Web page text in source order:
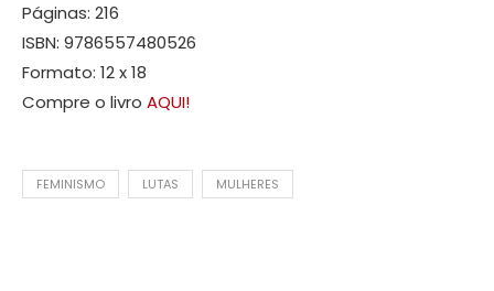
Páginas: 216
ISBN: 9786557480526
Formato: 12 x 18
Compre o livro AQUI!
FEMINISMO LUTAS MULHERES